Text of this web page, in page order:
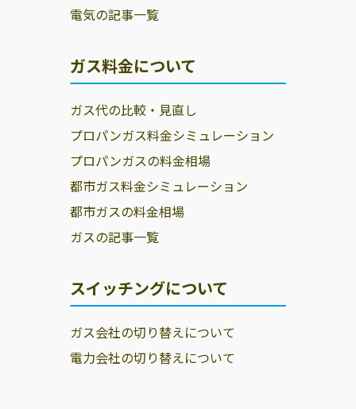
電気の記事一覧
ガス料金について
ガス代の比較・見直し
プロパンガス料金シミュレーション
プロパンガスの料金相場
都市ガス料金シミュレーション
都市ガスの料金相場
ガスの記事一覧
スイッチングについて
ガス会社の切り替えについて
電力会社の切り替えについて